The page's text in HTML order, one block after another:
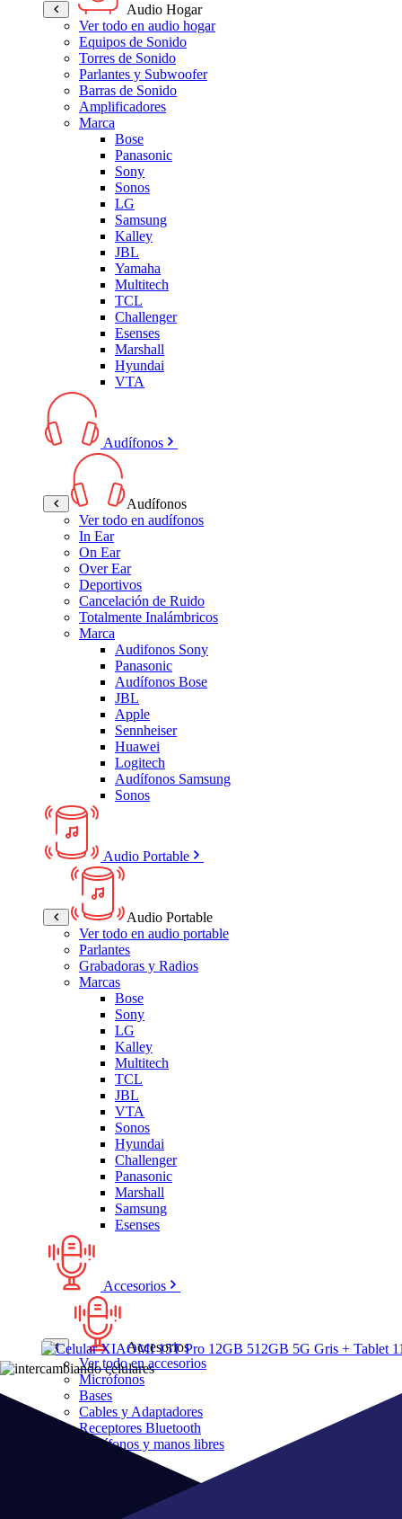
Audio Hogar
Ver todo en audio hogar
Equipos de Sonido
Torres de Sonido
Parlantes y Subwoofer
Barras de Sonido
Amplificadores
Marca
Bose
Panasonic
Sony
Sonos
LG
Samsung
Kalley
JBL
Yamaha
Multitech
TCL
Challenger
Esenses
Marshall
Hyundai
VTA
Audífonos
Audífonos
Ver todo en audífonos
In Ear
On Ear
Over Ear
Deportivos
Cancelación de Ruido
Totalmente Inalámbricos
Marca
Audifonos Sony
Panasonic
Audífonos Bose
JBL
Apple
Sennheiser
Huawei
Logitech
Audífonos Samsung
Sonos
Audio Portable
Audio Portable
Ver todo en audio portable
Parlantes
Grabadoras y Radios
Marcas
Bose
Sony
LG
Kalley
Multitech
TCL
JBL
VTA
Sonos
Hyundai
Challenger
Panasonic
Marshall
Samsung
Esenses
Accesorios
Accesorios
Ver todo en accesorios
Micrófonos
Bases
Cables y Adaptadores
Receptores Bluetooth
Audífonos y manos libres